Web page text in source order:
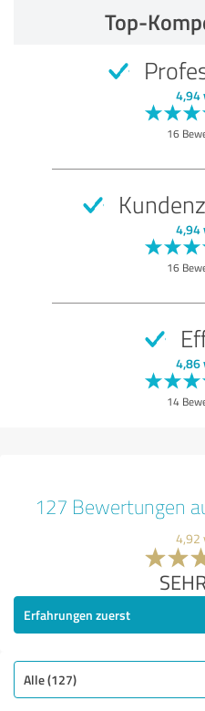
Top-
4,94
16
4,94
16
4,86
14
127 Bewertungen
4,92
Erfahrungen zuerst
Alle (127)